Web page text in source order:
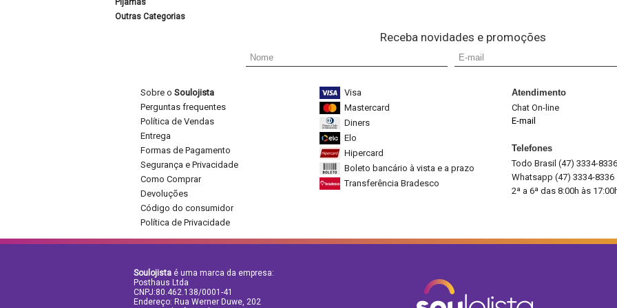
Pijamas
Outras Categorias
Receba novidades e promoções
Sobre o Soulojista
Perguntas frequentes
Política de Vendas
Entrega
Formas de Pagamento
Segurança e Privacidade
Como Comprar
Devoluções
Código do consumidor
Política de Privacidade
Visa
Mastercard
Diners
Elo
Hipercard
Boleto bancário à vista e a prazo
Transferência Bradesco
Atendimento
Chat On-line
E-mail
Telefones
Todo Brasil (47) 3334-8336
Whatsapp (47) 3334-8336
2ª a 6ª das 8:00h às
Soulojista é uma marca da empresa:
Posthaus Ltda
CNPJ:80.462.138/0001-41
Endereço: Rua Werner Duwe, 202